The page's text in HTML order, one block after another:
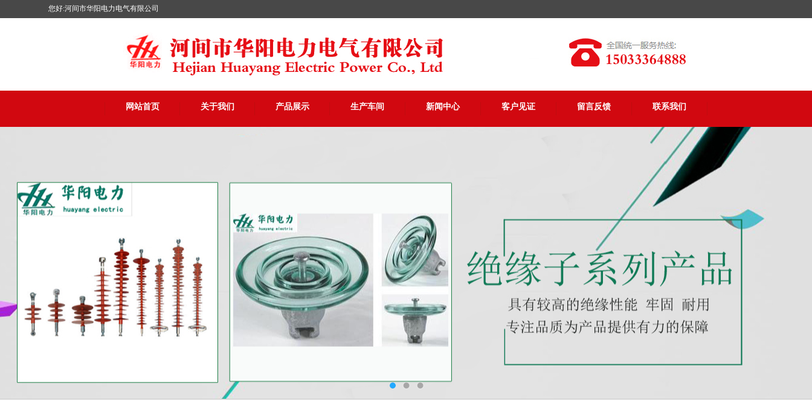
您好:河间市华阳电力电气有限公司
网站首页 关于我们 产品展示 生产车间 新闻中心 客户见证 留言反馈 联系我们
1 2 3